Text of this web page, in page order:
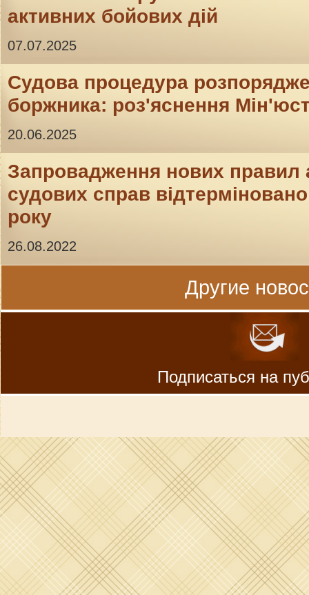
активних бойових дій
07.07.2025
Судова процедура
боржника: роз'яснення
20.06.2025
Запровадження нових правил
судових справ
року
26.08.2022
Другие
Подписаться на